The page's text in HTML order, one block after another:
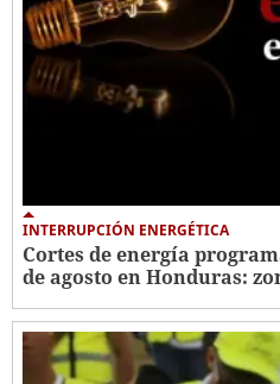
INTERRUPCIÓN ENERGÉTICA
Cortes de energía
de agosto en Honduras: